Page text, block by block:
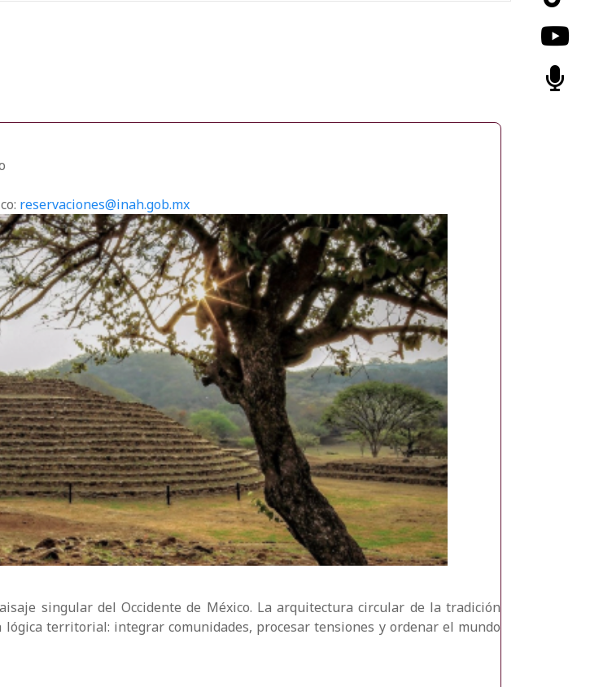
reservaciones@inah.gob.mx
singular del Occidente de México. La arquitectura circular de la tradición
territorial: integrar comunidades, procesar tensiones y ordenar el mundo